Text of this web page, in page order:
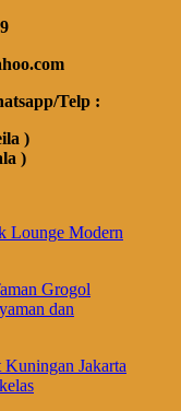
Telp :
)
)
Lounge Modern
Grogol
dan
Kuningan Jakarta